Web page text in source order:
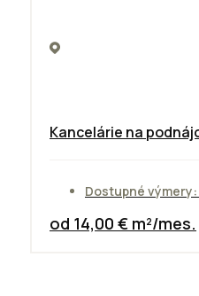
Kancelárie na
Dostupné výmery:
od 14,00 € m²/mes.